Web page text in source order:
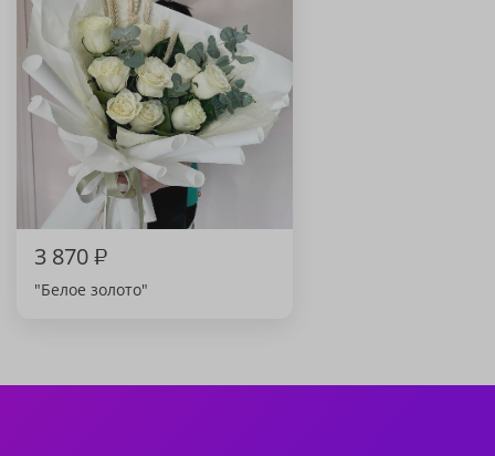
3 870₽
"Белое золото"